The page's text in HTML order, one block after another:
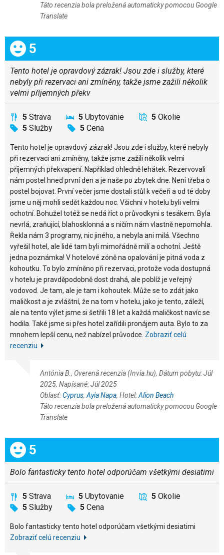
Táto recenzia bola preložená automaticky pomocou Google
Translate
Celkom:
5
Tento hotel je opravdový zázrak! Jsou zde i služby, které
nebyly při rezervaci ani zmíněny, takže jsme zažili několik
velmi příjemných překv
5 Strava 5 Ubytovanie 5 Okolie
5 Služby 5 Cena
Tento hotel je opravdový zázrak! Jsou zde i služby, které nebyly
při rezervaci ani zmíněny, takže jsme zažili několik velmi
příjemných překvapení. Například ohledně lehátek. Rezervovali
nám postel hned první den a je naše po zbytek dne. Není třeba o
postel bojovat. První večer jsme dostali stůl k večeři a od té doby
jsme u něj mohli sedět každou noc. Všichni v hotelu byli velmi
ochotní. Bohužel totéž se nedá říct o průvodkyni s tesákem. Byla
nevrlá, zraňující, blahosklonná a s ničím nám vlastně nepomohla.
Řekla nám 3 programy, nic jiného, a nebyla ani milá. Všechno
vyřešil hotel, ale lidé tam byli mimořádně milí a ochotní. Ještě
jedna poznámka! V hotelové zóně na opalování je pitná voda z
kohoutku. To bylo zmíněno při rezervaci, protože voda dostupná
v hotelu je pravděpodobně dost drahá, ale poblíž je veřejný
vodovod. Je tam, ale je tam i kohoutek. Může se to zdát jako
maličkost a je zvláštní, že na tom v hotelu, jako je tento, záleží,
ale na tento výlet jsme si šetřili 18 let a každá maličkost navíc se
hodila. Také jsme si přes hotel zařídili pronájem auta. Bylo to za
mnohem lepší cenu, než nabízel průvodce. Zobraziť celú
recenziu
Antónia B., Overená recenzia (Invia.hu), Dátum pobytu: Júl
2025, Napísané: Júl 2025
Oblasť:Cyprus, Ayia Napa, Hotel:Alion Beach
Táto recenzia bola preložená automaticky pomocou Google
Translate
Celkom:
5
Bolo fantasticky tento hotel odporúčam všetkými desiatimi
5 Strava 5 Ubytovanie 5 Okolie
5 Služby 5 Cena
Bolo fantasticky tento hotel odporúčam všetkými desiatimi
Zobraziť celú recenziu